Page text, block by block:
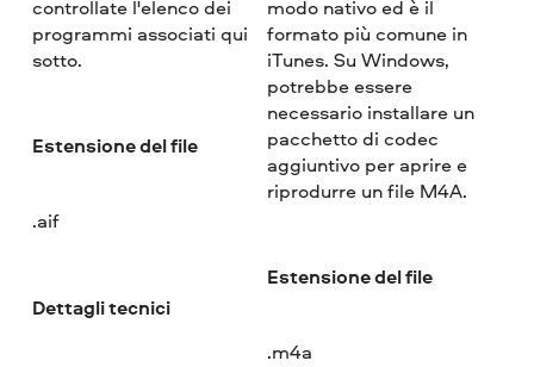
controllate l'elenco dei
programmi associati qui
sotto.
Estensione del file
.aif
Dettagli tecnici
modo nativo ed è il
formato più comune in
iTunes. Su Windows,
potrebbe essere
necessario installare un
pacchetto di codec
aggiuntivo per aprire e
riprodurre un file M4A.
Estensione del file
.m4a